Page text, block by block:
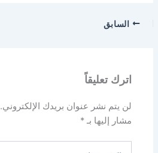
السابق
اترك تعليقاً
لن يتم نشر عنوان بريدك الإلكتروني.
مشار إليها بـ*